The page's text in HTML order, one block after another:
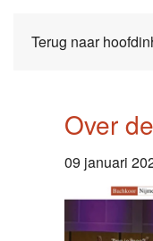
Terug naar
Over
09 januari